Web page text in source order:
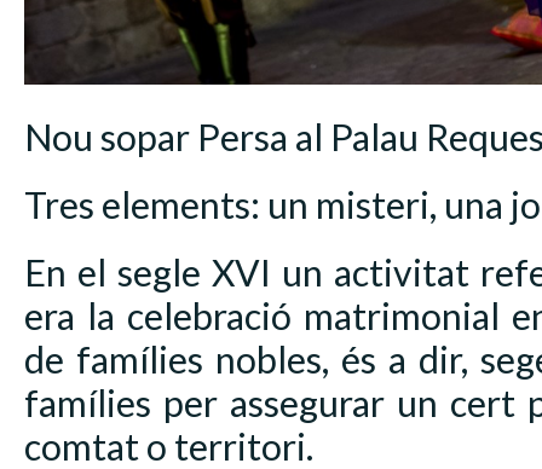
Nou sopar Persa al Palau
Tres elements: un misteri, una
En el segle XVI un activitat
era la celebració matrimonial
de famílies nobles, és a dir,
famílies per assegurar un
comtat o territori.